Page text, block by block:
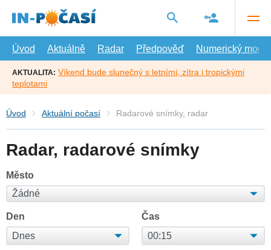
hlavní
Úvod
Aktuálně Radar Předpověď Numerický model
AKTUALITA: Víkend bude slunečný s letními, zítra i tropickými
teplotami
Úvod Aktuální počasí Radarové snímky, radar
Radar, radarové snímky
Město
Den Čas